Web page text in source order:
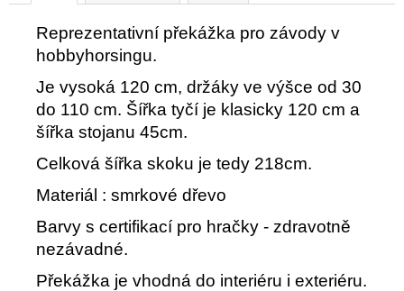
Reprezentativní překážka pro závody v
hobbyhorsingu.
Je vysoká 120 cm, držáky ve výšce od 30
do 110 cm. Šířka tyčí je klasicky 120 cm a
šířka stojanu 45cm.
Celková šířka skoku je tedy 218cm.
Materiál : smrkové dřevo
Barvy s certifikací pro hračky - zdravotně
nezávadné.
Překážka je vhodná do interiéru i exteriéru.
KAVALETOVÝ
KŘÍŽ
Kč